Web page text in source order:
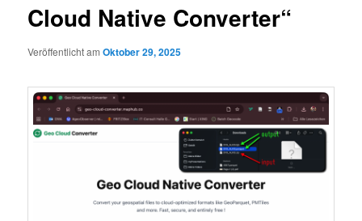
Cloud Native Converter“
Veröffentlicht amOktober 29, 2025